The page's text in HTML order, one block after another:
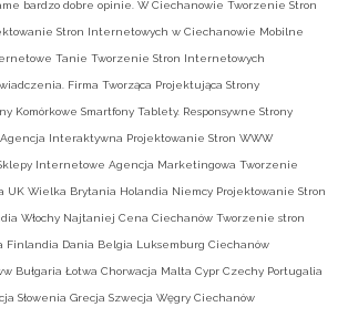
bardzo dobre opinie. W Ciechanowie Tworzenie Stron
Stron Internetowych w Ciechanowie Mobilne
Tanie Tworzenie Stron Internetowych
Firma Tworząca Projektująca Strony
Komórkowe Smartfony Tablety. Responsywne Strony
Interaktywna Projektowanie Stron WWW
Internetowe Agencja Marketingowa Tworzenie
UK Wielka Brytania Holandia Niemcy Projektowanie Stron
Włochy Najtaniej Cena Ciechanów Tworzenie stron
Finlandia Dania Belgia Luksemburg Ciechanów
Bułgaria Łotwa Chorwacja Malta Cypr Czechy Portugalia
Słowenia Grecja Szwecja Węgry Ciechanów